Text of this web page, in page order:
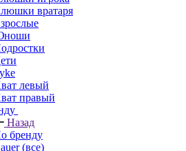
вратаря
левый
правый
Назад
бренду
(все)